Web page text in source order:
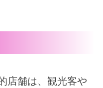
店舗は、観光客や